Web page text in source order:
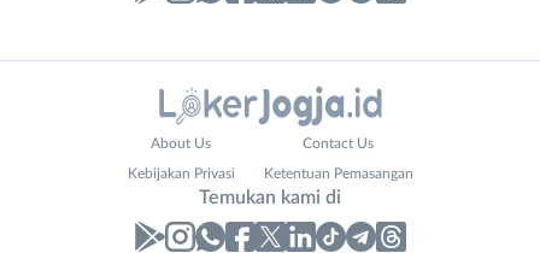
About Us Contact Us
Kebijakan Privasi Ketentuan Pemasangan
Temukan kami di